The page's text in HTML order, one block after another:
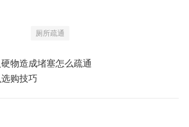
厕所疏通
物造成堵塞怎么疏通
购技巧